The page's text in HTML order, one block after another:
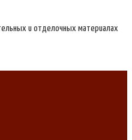
и отделочных материалах